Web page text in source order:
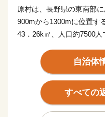
原村は、長野県の東南部
900mから1300mに位置す
43．26k㎡、人口約7500
北アルプス連邦を望む360
た自然豊かな村でもありま
この恵まれた自然環境を
などの高原野菜やアネモ
自治体
すべての